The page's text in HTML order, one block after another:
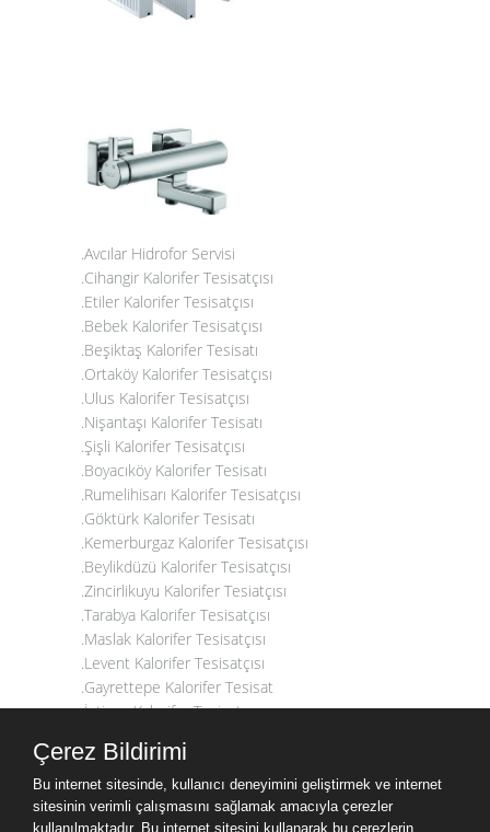
.Avcılar Hidrofor Servisi
.Cihangir Kalorifer Tesisatçısı
.Etiler Kalorifer Tesisatçısı
.Bebek Kalorifer Tesisatçısı
.Beşiktaş Kalorifer Tesisatı
.Ortaköy Kalorifer Tesisatçısı
.Ulus Kalorifer Tesisatçısı
.Nişantaşı Kalorifer Tesisatı
.Şişli Kalorifer Tesisatçısı
.Boyacıköy Kalorifer Tesisatı
.Rumelihisarı Kalorifer Tesisatçısı
.Göktürk Kalorifer Tesisatı
.Kemerburgaz Kalorifer Tesisatçısı
.Beylikdüzü Kalorifer Tesisatçısı
.Zincirlikuyu Kalorifer Tesiatçısı
.Tarabya Kalorifer Tesisatçısı
.Maslak Kalorifer Tesisatçısı
.Levent Kalorifer Tesisatçısı
.Gayrettepe Kalorifer Tesisat
.İstinye Kalorifer Tesisatçısı
.Maçka Kalorifer Tesisatçısı
.Kumburgaz Kalorifer Tesisatçısı
.Fulya Kalorifer Tesisatı
Çerez Bildirimi
Bu internet sitesinde, kullanıcı deneyimini geliştirmek ve internet
sitesinin verimli çalışmasını sağlamak amacıyla çerezler
kullanılmaktadır. Bu internet sitesini kullanarak bu çerezlerin